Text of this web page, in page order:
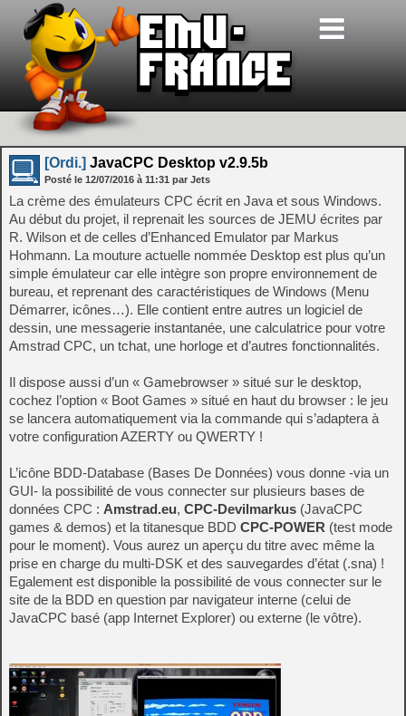
[Ordi.] JavaCPC Desktop v2.9.5b
Posté le 12/07/2016 à 11:31 par Jets
La crème des émulateurs CPC écrit en Java et sous Windows.
Au début du projet, il reprenait les sources de JEMU écrites par
R. Wilson et de celles d’Enhanced Emulator par Markus
Hohmann. La mouture actuelle nommée Desktop est plus qu’un
simple émulateur car elle intègre son propre environnement de
bureau, et reprenant des caractéristiques de Windows (Menu
Démarrer, icônes…). Elle contient entre autres un logiciel de
dessin, une messagerie instantanée, une calculatrice pour votre
Amstrad CPC, un tchat, une horloge et d’autres fonctionnalités.
Il dispose aussi d’un « Gamebrowser » situé sur le desktop,
cochez l’option « Boot Games » situé en haut du browser : le jeu
se lancera automatiquement via la commande qui s’adaptera à
votre configuration AZERTY ou QWERTY !
L’icône BDD-Database (Bases De Données) vous donne -via un
GUI- la possibilité de vous connecter sur plusieurs bases de
données CPC : Amstrad.eu, CPC-Devilmarkus (JavaCPC
games & demos) et la titanesque BDD CPC-POWER (test mode
pour le moment). Vous aurez un aperçu du titre avec même la
prise en charge du multi-DSK et des sauvegardes d’état (.sna) !
Egalement est disponible la possibilité de vous connecter sur le
site de la BDD en question par navigateur interne (celui de
JavaCPC basé (app Internet Explorer) ou externe (le vôtre).